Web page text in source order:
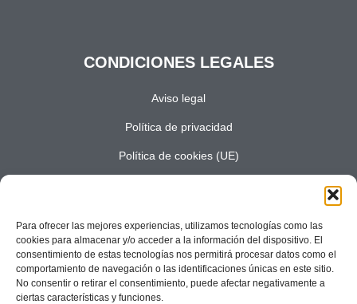
Para ofrecer las mejores experiencias, utilizamos tecnologías como las
cookies para almacenar y/o acceder a la información del dispositivo. El
consentimiento de estas tecnologías nos permitirá procesar datos como el
comportamiento de navegación o las identificaciones únicas en este sitio.
No consentir o retirar el consentimiento, puede afectar negativamente a
ciertas características y funciones.
CONDICIONES LEGALES
Aviso legal
Política de privacidad
Política de cookies (UE)
"SÍGUENOS"